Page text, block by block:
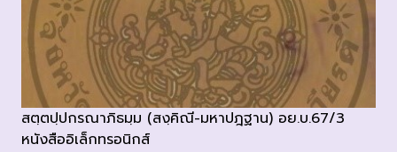
สตฺตปฺปกรณาภิธมฺม (สงฺคิณี-มหาปฎฐาน) อย.บ.67/3
หนังสืออิเล็กทรอนิกส์